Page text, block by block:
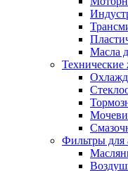
Масла
Технические
Фильтры для